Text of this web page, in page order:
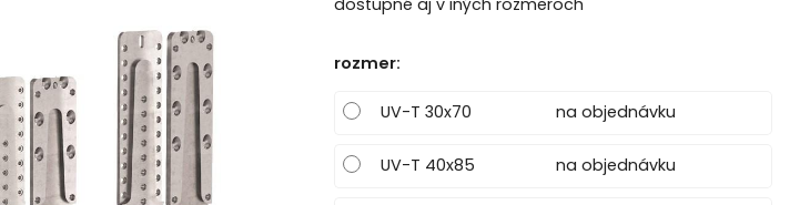
rozmer:
UV-T 30x70 na objednávku
UV-T 40x85 na objednávku